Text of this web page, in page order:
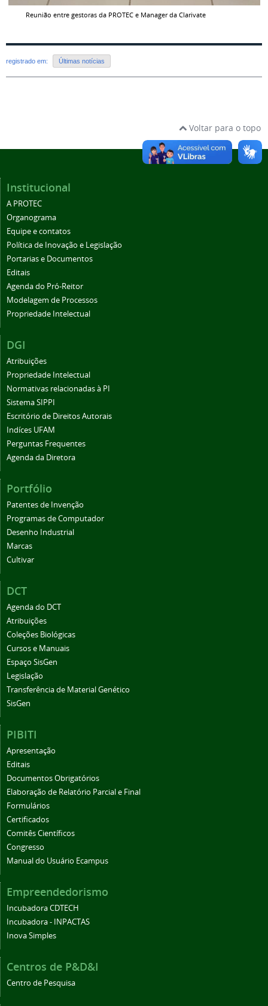
Reunião entre gestoras da PROTEC e Manager da Clarivate
registrado em: Últimas notícias
Voltar para o topo
Institucional
A PROTEC
Organograma
Equipe e contatos
Política de Inovação e Legislação
Portarias e Documentos
Editais
Agenda do Pró-Reitor
Modelagem de Processos
Propriedade Intelectual
DGI
Atribuições
Propriedade Intelectual
Normativas relacionadas à PI
Sistema SIPPI
Escritório de Direitos Autorais
Indíces UFAM
Perguntas Frequentes
Agenda da Diretora
Portfólio
Patentes de Invenção
Programas de Computador
Desenho Industrial
Marcas
Cultivar
DCT
Agenda do DCT
Atribuições
Coleções Biológicas
Cursos e Manuais
Espaço SisGen
Legislação
Transferência de Material Genético
SisGen
PIBITI
Apresentação
Editais
Documentos Obrigatórios
Elaboração de Relatório Parcial e Final
Formulários
Certificados
Comitês Científicos
Congresso
Manual do Usuário Ecampus
Empreendedorismo
Incubadora CDTECH
Incubadora - INPACTAS
Inova Simples
Centros de P&D&I
Centro de Pesquisa